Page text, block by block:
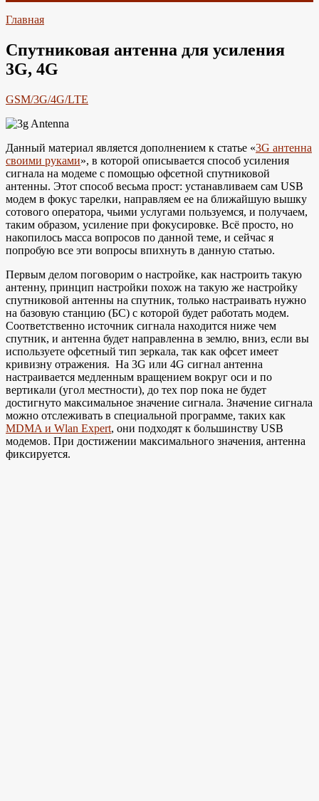
Главная
Спутниковая антенна для усиления
3G, 4G
GSM/3G/4G/LTE
Данный материал является дополнением к статье «3G антенна
своими руками», в которой описывается способ усиления
сигнала на модеме с помощью офсетной спутниковой
антенны. Этот способ весьма прост: устанавливаем сам USB
модем в фокус тарелки, направляем ее на ближайшую вышку
сотового оператора, чьими услугами пользуемся, и получаем,
таким образом, усиление при фокусировке. Всё просто, но
накопилось масса вопросов по данной теме, и сейчас я
попробую все эти вопросы впихнуть в данную статью.
Первым делом поговорим о настройке, как настроить такую
антенну, принцип настройки похож на такую же настройку
спутниковой антенны на спутник, только настраивать нужно
на базовую станцию (БС) с которой будет работать модем.
Соответственно источник сигнала находится ниже чем
спутник, и антенна будет направленна в землю, вниз, если вы
используете офсетный тип зеркала, так как офсет имеет
кривизну отражения. На 3G или 4G сигнал антенна
настраивается медленным вращением вокруг оси и по
вертикали (угол местности), до тех пор пока не будет
достигнуто максимальное значение сигнала. Значение сигнала
можно отслеживать в специальной программе, таких как
MDMA и Wlan Expert, они подходят к большинству USB
модемов. При достижении максимального значения, антенна
фиксируется.